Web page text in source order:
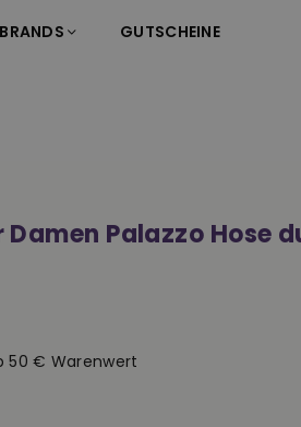
BRANDS GUTSCHEINE
Damen Palazzo Hose
50 € Warenwert